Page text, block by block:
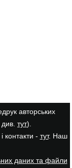
авторських
тут).
контакти - тут. Наш
даних та файли